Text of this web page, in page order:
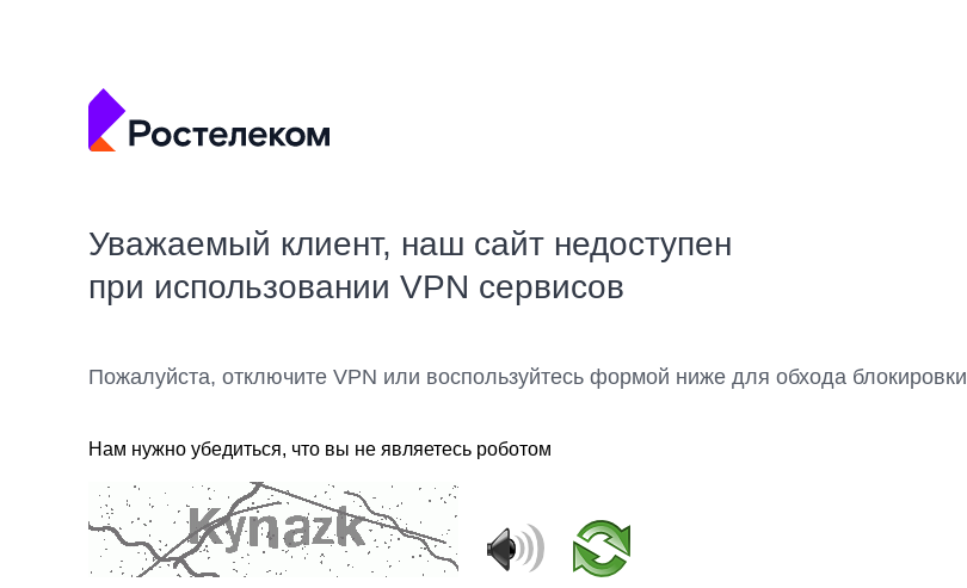
Уважаемый клиент, наш сайт недоступен
при использовании VPN сервисов
Пожалуйста, отключите VPN или воспользуйтесь формой ниже для обхода блокировки
Нам нужно убедиться, что вы не являетесь роботом